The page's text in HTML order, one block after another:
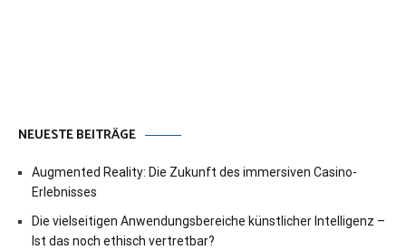
NEUESTE BEITRÄGE
Augmented Reality: Die Zukunft des immersiven Casino-
Erlebnisses
Die vielseitigen Anwendungsbereiche künstlicher Intelligenz –
Ist das noch ethisch vertretbar?